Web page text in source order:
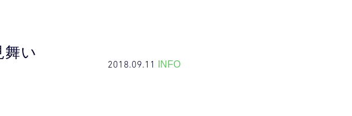
舞い
2018.09.11 INFO